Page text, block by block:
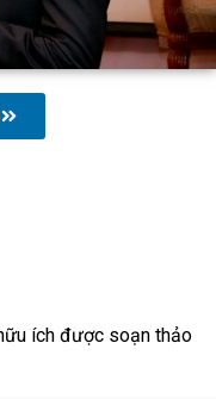
ích được soạn thảo